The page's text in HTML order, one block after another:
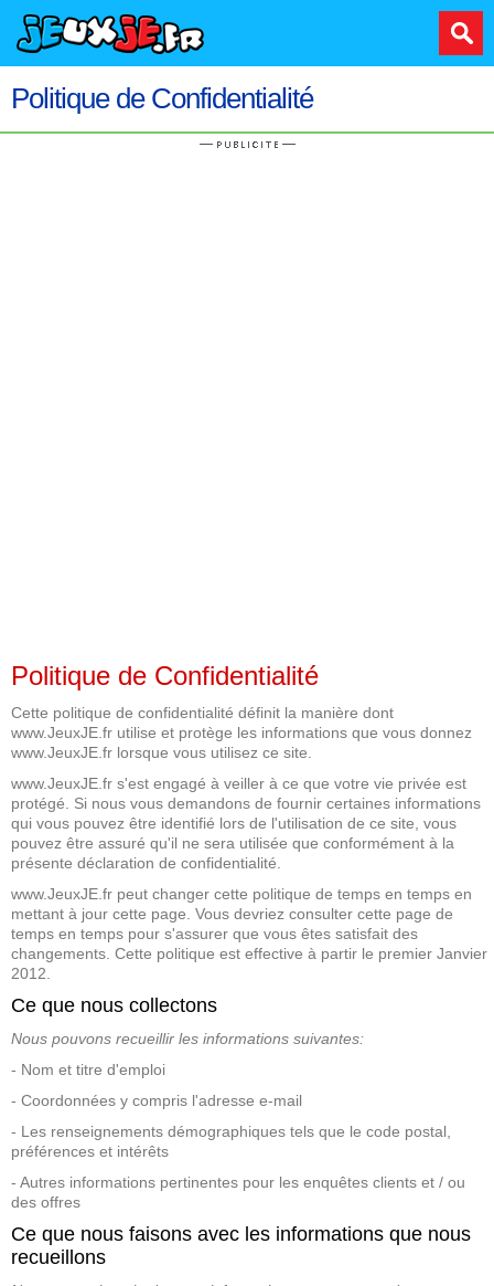
Politique de Confidentialité
Politique de Confidentialité
Cette politique de confidentialité définit la manière dont
www.JeuxJE.fr utilise et protège les informations que vous donnez
www.JeuxJE.fr lorsque vous utilisez ce site.
www.JeuxJE.fr s'est engagé à veiller à ce que votre vie privée est
protégé. Si nous vous demandons de fournir certaines informations
qui vous pouvez être identifié lors de l'utilisation de ce site, vous
pouvez être assuré qu'il ne sera utilisée que conformément à la
présente déclaration de confidentialité.
www.JeuxJE.fr peut changer cette politique de temps en temps en
mettant à jour cette page. Vous devriez consulter cette page de
temps en temps pour s'assurer que vous êtes satisfait des
changements. Cette politique est effective à partir le premier Janvier
2012.
Ce que nous collectons
Nous pouvons recueillir les informations suivantes:
- Nom et titre d'emploi
- Coordonnées y compris l'adresse e-mail
- Les renseignements démographiques tels que le code postal,
préférences et intérêts
- Autres informations pertinentes pour les enquêtes clients et / ou
des offres
Ce que nous faisons avec les informations que nous
recueillons